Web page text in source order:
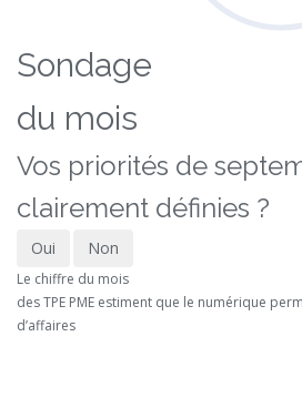
Sondage
du mois
Vos priorités de
clairement définies ?
Oui Non
Le chiffre du mois
des TPE PME estiment que le numérique
d’affaires